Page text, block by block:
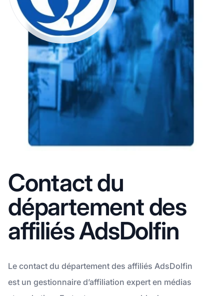
Contact du
département des
affiliés AdsDolfin
Le contact du département des affiliés AdsDolfin
est un gestionnaire d’affiliation expert en médias